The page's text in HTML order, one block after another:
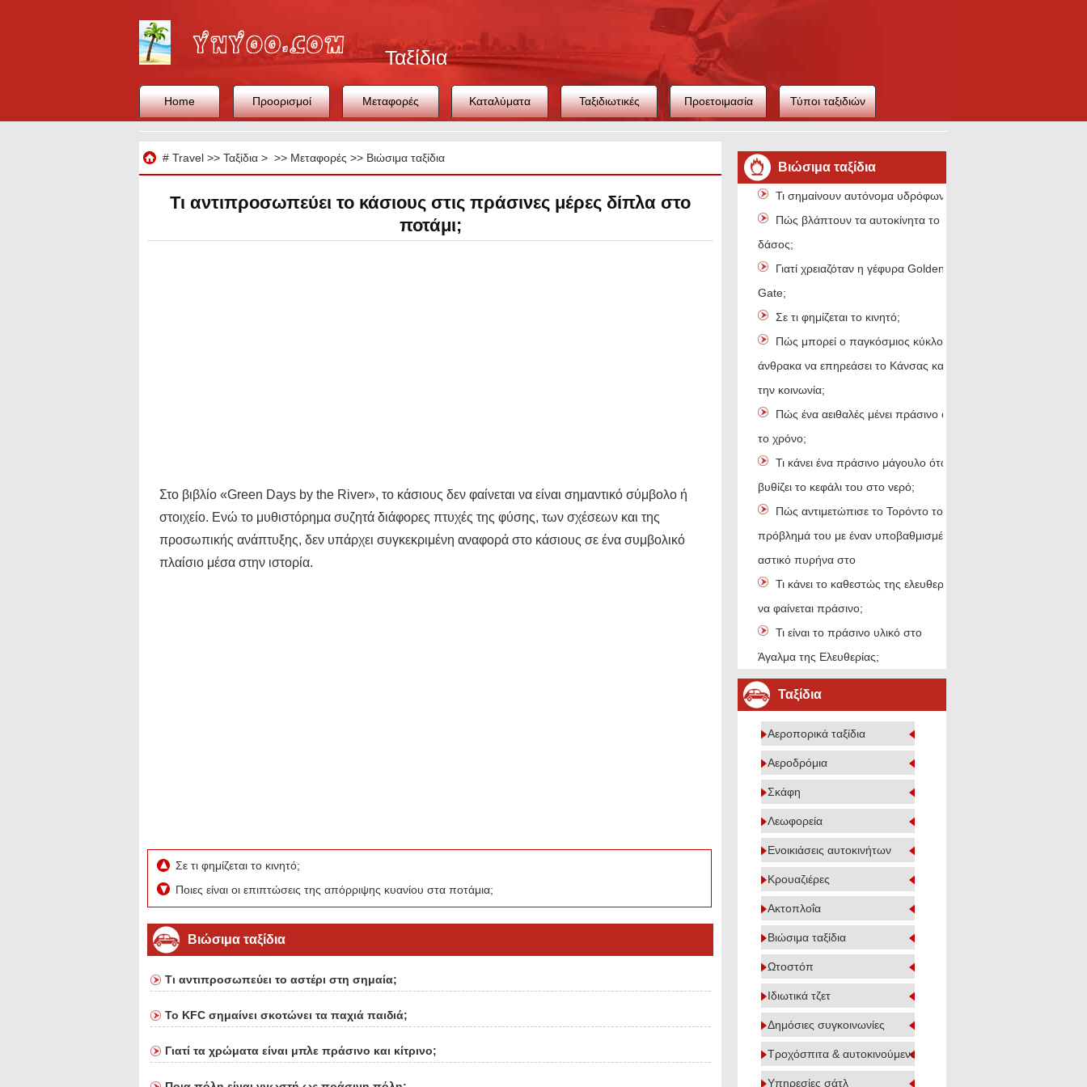
Ταξίδια
Home Προορισμοί Μεταφορές Καταλύματα Ταξιδιωτικές Προετοιμασία Τύποι ταξιδιών
# Travel>> Ταξίδια> >> Μεταφορές >> Βιώσιμα ταξίδια
Τι αντιπροσωπεύει το κάσιους στις πράσινες μέρες δίπλα στο
ποτάμι;
Στο βιβλίο «Green Days by the River», το κάσιους δεν φαίνεται να είναι σημαντικό σύμβολο ή
στοιχείο. Ενώ το μυθιστόρημα συζητά διάφορες πτυχές της φύσης, των σχέσεων και της
προσωπικής ανάπτυξης, δεν υπάρχει συγκεκριμένη αναφορά στο κάσιους σε ένα συμβολικό
πλαίσιο μέσα στην ιστορία.
Σε τι φημίζεται το κινητό;
Ποιες είναι οι επιπτώσεις της απόρριψης κυανίου στα ποτάμια;
Βιώσιμα ταξίδια
Τι αντιπροσωπεύει το αστέρι στη σημαία;
Το KFC σημαίνει σκοτώνει τα παχιά παιδιά;
Γιατί τα χρώματα είναι μπλε πράσινο και κίτρινο;
Βιώσιμα ταξίδια
Τι σημαίνουν αυτόνομα υδρόφωνα;
Πώς βλάπτουν τα αυτοκίνητα το νέο
δάσος;
Γιατί χρειαζόταν η γέφυρα Golden
Gate;
Σε τι φημίζεται το κινητό;
Πώς μπορεί ο παγκόσμιος κύκλος
άνθρακα να επηρεάσει το Κάνσας και
την κοινωνία;
Πώς ένα αειθαλές μένει πράσινο όλο
το χρόνο;
Τι κάνει ένα πράσινο μάγουλο όταν
βυθίζει το κεφάλι του στο νερό;
Πώς αντιμετώπισε το Τορόντο το
πρόβλημά του με έναν υποβαθμισμένο
αστικό πυρήνα στο
Τι κάνει το καθεστώς της ελευθερίας
να φαίνεται πράσινο;
Τι είναι το πράσινο υλικό στο
Άγαλμα της Ελευθερίας;
Ταξίδια
Αεροπορικά ταξίδια
Αεροδρόμια
Σκάφη
Λεωφορεία
Ενοικιάσεις αυτοκινήτων
Κρουαζιέρες
Ακτοπλοΐα
Βιώσιμα ταξίδια
Ωτοστόπ
Ιδιωτικά τζετ
Δημόσιες συγκοινωνίες
Τροχόσπιτα & αυτοκινούμενα
Υπηρεσίες σάτλ